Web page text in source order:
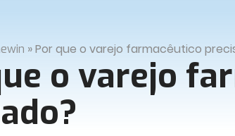
»Por que o varejo farmacêutico
o varejo